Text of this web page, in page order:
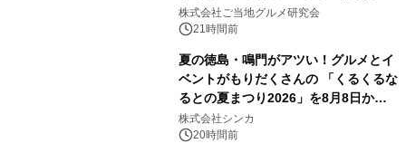
ウンで8月21日～31日まで11日間限定
開催～
株式会社ご当地グルメ研究会
21時間前
夏の徳島・鳴門がアツい！グルメとイ
ベントがもりだくさんの 「くるくるな
るとの夏まつり2026」を8月8日から9
日間開催 ～夏限定メニューや大抽選
会、大学芋スティックの振る舞いも～
株式会社シンカ
20時間前